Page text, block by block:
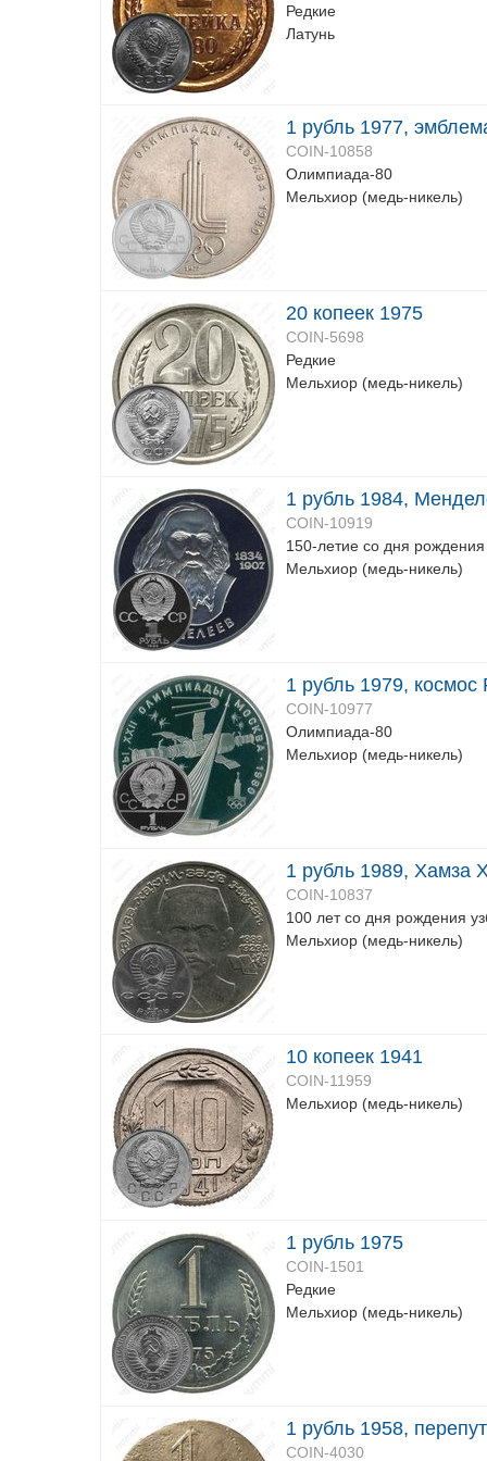
Редкие
Латунь
1 рубль 1977,
COIN-10858
Олимпиада-80
Мельхиор (медь-никель)
20 копеек 1975
COIN-5698
Редкие
Мельхиор (медь-никель)
1 рубль 1984,
COIN-10919
150-летие со дня
Мельхиор (медь-никель)
1 рубль 1979, космос
COIN-10977
Олимпиада-80
Мельхиор (медь-никель)
1 рубль 1989, Хамза
COIN-10837
100 лет со дня рождения
Мельхиор (медь-никель)
10 копеек 1941
COIN-11959
Мельхиор (медь-никель)
1 рубль 1975
COIN-1501
Редкие
Мельхиор (медь-никель)
1 рубль 1958,
COIN-4030